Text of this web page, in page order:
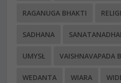
RAGANUGA BHAKTI
SADHANA
UMYSŁ VAISHNAVAPADA
WEDANTA WIARA